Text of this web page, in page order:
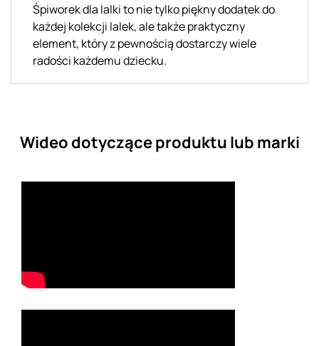
Śpiworek dla lalki to nie tylko piękny dodatek do
każdej kolekcji lalek, ale także praktyczny
element, który z pewnością dostarczy wiele
radości każdemu dziecku.
Wideo dotyczące produktu lub marki